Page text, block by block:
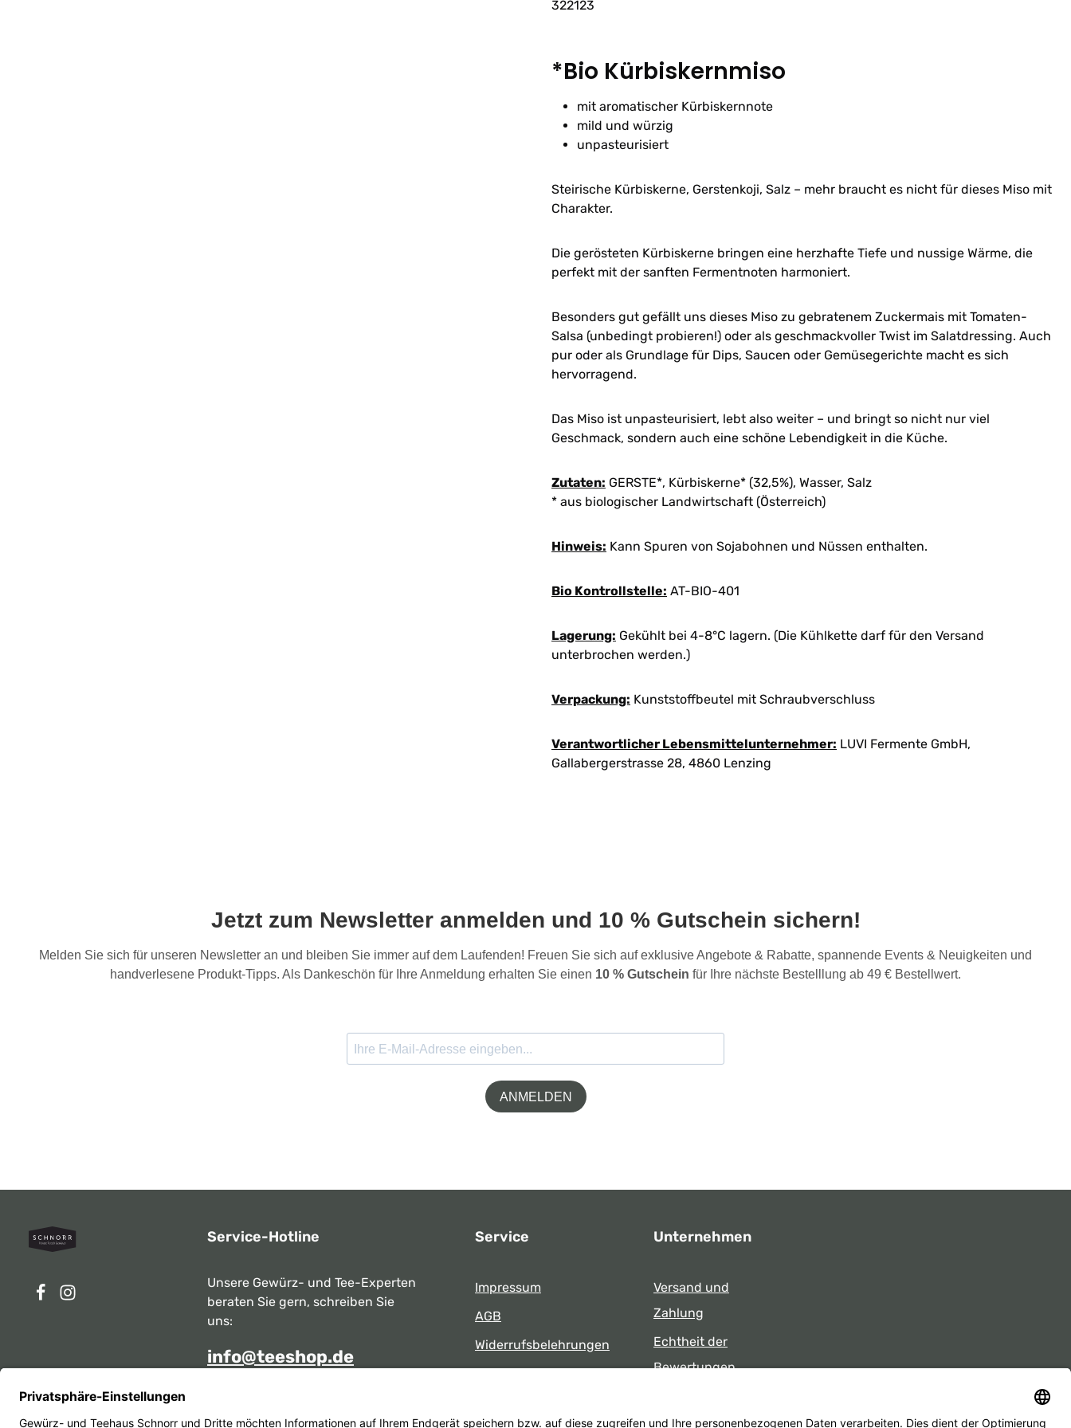
322123
*Bio Kürbiskernmiso
mit aromatischer Kürbiskernnote
mild und würzig
unpasteurisiert
Steirische Kürbiskerne, Gerstenkoji, Salz – mehr braucht es nicht für dieses Miso mit
Charakter.
Die gerösteten Kürbiskerne bringen eine herzhafte Tiefe und nussige Wärme, die
perfekt mit der sanften Fermentnoten harmoniert.
Besonders gut gefällt uns dieses Miso zu gebratenem Zuckermais mit Tomaten-
Salsa (unbedingt probieren!) oder als geschmackvoller Twist im Salatdressing. Auch
pur oder als Grundlage für Dips, Saucen oder Gemüsegerichte macht es sich
hervorragend.
Das Miso ist unpasteurisiert, lebt also weiter – und bringt so nicht nur viel
Geschmack, sondern auch eine schöne Lebendigkeit in die Küche.
Zutaten: GERSTE*, Kürbiskerne* (32,5%), Wasser, Salz
* aus biologischer Landwirtschaft (Österreich)
Hinweis: Kann Spuren von Sojabohnen und Nüssen enthalten.
Bio Kontrollstelle: AT-BIO-401
Lagerung: Gekühlt bei 4-8°C lagern. (Die Kühlkette darf für den Versand
unterbrochen werden.)
Verpackung: Kunststoffbeutel mit Schraubverschluss
Verantwortlicher Lebensmittelunternehmer: LUVI Fermente GmbH,
Gallabergerstrasse 28, 4860 Lenzing
Jetzt zum Newsletter anmelden und 10 % Gutschein sichern!
Melden Sie sich für unseren Newsletter an und bleiben Sie immer auf dem Laufenden! Freuen Sie sich auf exklusive Angebote & Rabatte, spannende Events & Neuigkeiten und
handverlesene Produkt-Tipps. Als Dankeschön für Ihre Anmeldung erhalten Sie einen 10 % Gutschein für Ihre nächste Bestelllung ab 49 € Bestellwert.
ANMELDEN
Service-Hotline
Unsere Gewürz- und Tee-Experten
beraten Sie gern, schreiben Sie
uns:
info@teeshop.de
Mo - Sa zwischen 10:00 - 17:00 Uhr
Service
Impressum
AGB
Widerrufsbelehrungen
Datenschutz
Unternehmen
Versand und
Zahlung
Echtheit der
Bewertungen
Laden